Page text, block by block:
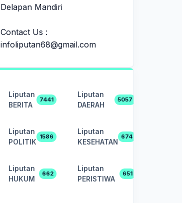
Delapan Mandiri
Contact Us :
infoliputan68@gmail.com
Liputan
BERITA
7441
Liputan
DAERAH
5057
Liputan
POLITIK
1586
Liputan
KESEHATAN
674
Liputan
HUKUM
662
Liputan
PERISTIWA
651